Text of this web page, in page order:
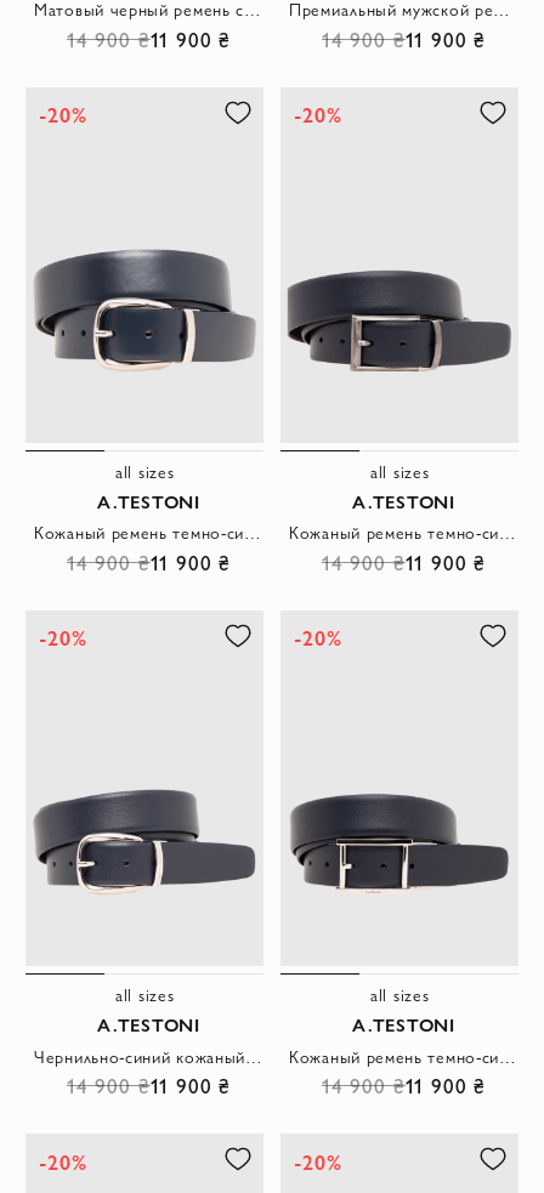
Матовый черный ремень строгого дизайна с лаконичной металлической пряжкой
14 900 ₴11 900 ₴
Премиальный мужской ремень из гладкой натуральной кожи темно-синего цвета
14 900 ₴11 900 ₴
-20%
all sizes
A.TESTONI
Кожаный ремень темно-синего цвета с округлой пряжкой
14 900 ₴11 900 ₴
-20%
all sizes
A.TESTONI
Кожаный ремень темно-синего цвета с патинированной пряжкой
14 900 ₴11 900 ₴
-20%
all sizes
A.TESTONI
14 900 ₴11 900 ₴
-20%
all sizes
A.TESTONI
14 900 ₴11 900 ₴
-20% -20%